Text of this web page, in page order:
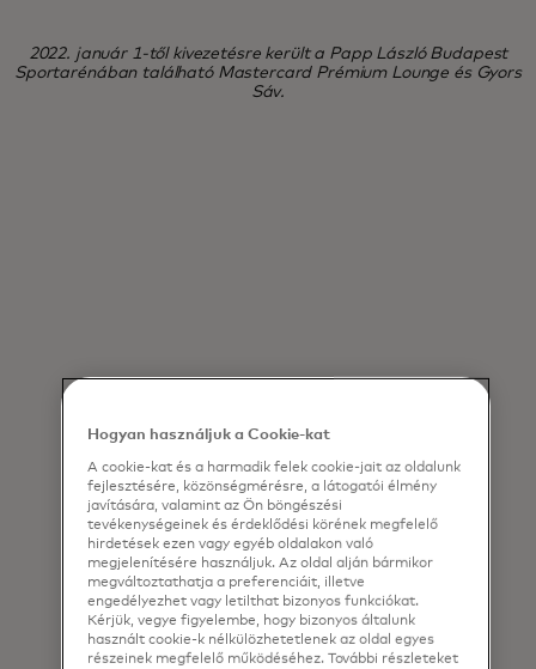
2022. január 1-től kivezetésre került a Papp László Budapest
Sportarénában található Mastercard Prémium Lounge és Gyors
Sáv.
Hogyan használjuk a Cookie-kat
A cookie-kat és a harmadik felek cookie-jait az oldalunk
fejlesztésére, közönségmérésre, a látogatói élmény
javítására, valamint az Ön böngészési
tevékenységeinek és érdeklődési körének megfelelő
hirdetések ezen vagy egyéb oldalakon való
megjelenítésére használjuk. Az oldal alján bármikor
megváltoztathatja a preferenciáit, illetve
engedélyezhet vagy letilthat bizonyos funkciókat.
Kérjük, vegye figyelembe, hogy bizonyos általunk
használt cookie-k nélkülözhetetlenek az oldal egyes
részeinek megfelelő működéséhez. További részleteket